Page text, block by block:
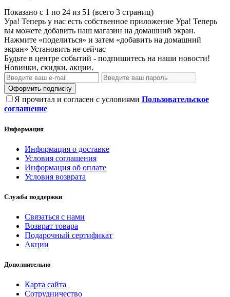
Показано с 1 по 24 из 51 (всего 3 страниц)
Ура! Теперь у нас есть собственное приложение Ура! Теперь
вы можете добавить наш магазин на домашний экран.
Нажмите «поделиться» и затем «добавить на домашний
экран» Установить не сейчас
Будьте в центре событий - подпишитесь на наши новости!
Новинки, скидки, акции.
Оформить подписку
Я прочитал и согласен с условиями Пользовательское
соглашение
Информация
Информация о доставке
Условия соглашения
Информация об оплате
Условия возврата
Служба поддержки
Связаться с нами
Возврат товара
Подарочный сертификат
Акции
Дополнительно
Карта сайта
Сотрудничество